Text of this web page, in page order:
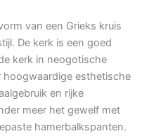
van een Grieks kruis
De kerk is een goed
kerk in neogotische
esthetische
en rijke
meer het gewelf met
hamerbalkspanten.